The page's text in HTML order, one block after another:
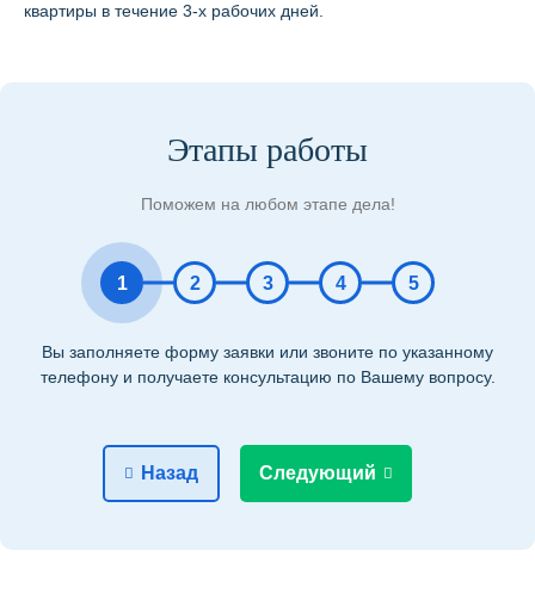
квартиры в течение 3-х рабочих дней.
Этапы работы
Поможем на любом этапе дела!
1 2 3 4 5
Вы заполняете форму заявки или звоните по указанному
телефону и получаете консультацию по Вашему вопросу.
Назад Следующий